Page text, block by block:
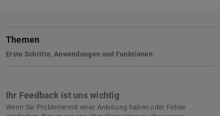
Themen
Erste Schritte, Anwendungen und Funktionen
Ihr Feedback ist uns wichtig
Wenn Sie Probleme mit einer Anleitung haben oder Fehler